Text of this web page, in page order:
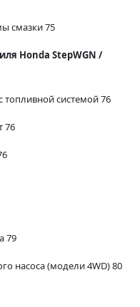
смазки 75
Honda StepWGN /
системой 76
76
79
насоса (модели 4WD) 80